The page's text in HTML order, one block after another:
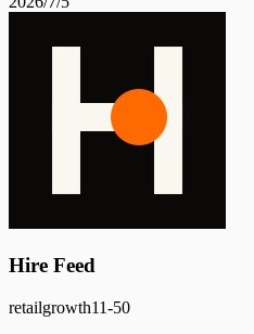
Hire Feed
retailgrowth11-50